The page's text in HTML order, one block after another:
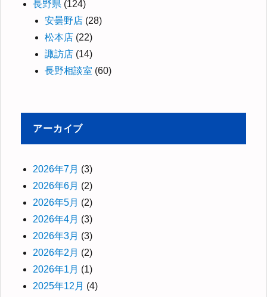
長野県 (124)
安曇野店 (28)
松本店 (22)
諏訪店 (14)
長野相談室 (60)
アーカイブ
2026年7月 (3)
2026年6月 (2)
2026年5月 (2)
2026年4月 (3)
2026年3月 (3)
2026年2月 (2)
2026年1月 (1)
2025年12月 (4)